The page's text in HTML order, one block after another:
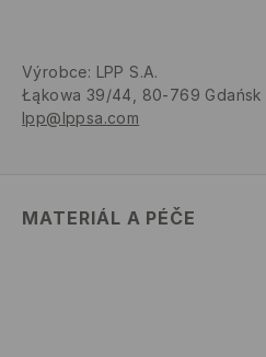
Výrobce: LPP S.A.
Łąkowa 39/44, 80-769 Gdańsk
lpp@lppsa.com
MATERIÁL A PÉČE